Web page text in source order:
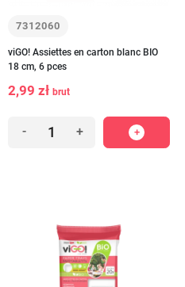
7312060
viGO! Assiettes en carton blanc BIO
18 cm, 6 pces
2,99 zł brut
- +